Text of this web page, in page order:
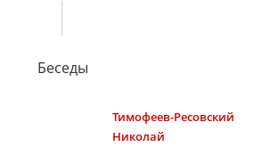
Беседы
Тимофеев-Ресовский
Николай